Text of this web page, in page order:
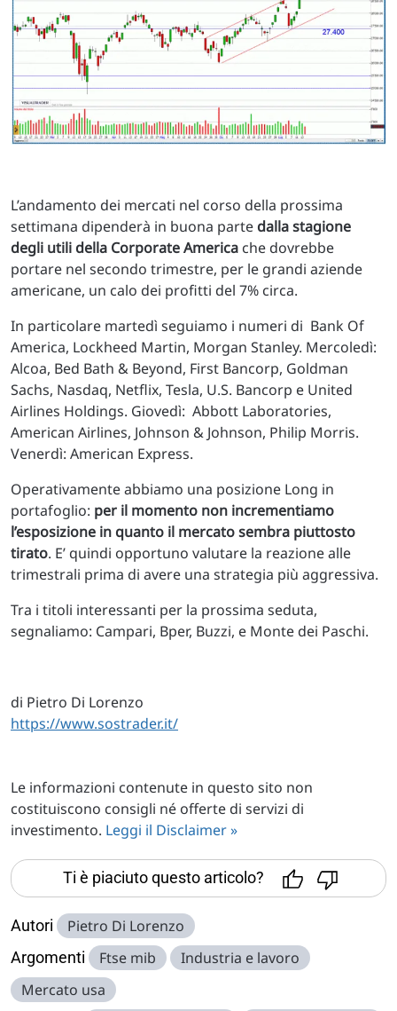
L’andamento dei mercati nel corso della prossima
settimana dipenderà in buona parte dalla stagione
degli utili della Corporate America che dovrebbe
portare nel secondo trimestre, per le grandi aziende
americane, un calo dei profitti del 7% circa.
In particolare martedì seguiamo i numeri di Bank Of
America, Lockheed Martin, Morgan Stanley. Mercoledì:
Alcoa, Bed Bath & Beyond, First Bancorp, Goldman
Sachs, Nasdaq, Netflix, Tesla, U.S. Bancorp e United
Airlines Holdings. Giovedì: Abbott Laboratories,
American Airlines, Johnson & Johnson, Philip Morris.
Venerdì: American Express.
Operativamente abbiamo una posizione Long in
portafoglio: per il momento non incrementiamo
l’esposizione in quanto il mercato sembra piuttosto
tirato. E’ quindi opportuno valutare la reazione alle
trimestrali prima di avere una strategia più aggressiva.
Tra i titoli interessanti per la prossima seduta,
segnaliamo: Campari, Bper, Buzzi, e Monte dei Paschi.
di Pietro Di Lorenzo
https://www.sostrader.it/
Le informazioni contenute in questo sito non
costituiscono consigli né offerte di servizi di
investimento. Leggi il Disclaimer »
Ti è piaciuto questo articolo?
Autori Pietro Di Lorenzo
Argomenti Ftse mib
Industria e lavoro
Mercato usa